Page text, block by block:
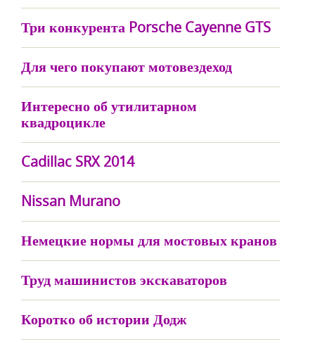
Три конкурента Porsche Cayenne GTS
Для чего покупают мотовездеход
Интересно об утилитарном
квадроцикле
Cadillac SRX 2014
Nissan Murano
Немецкие нормы для мостовых кранов
Труд машинистов экскаваторов
Коротко об истории Додж